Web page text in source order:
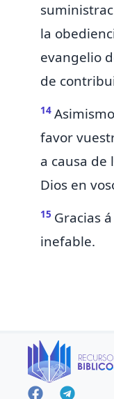
la
evangelio
de
14
favor
a causa de
Dios en
15 Gracias
inefable.